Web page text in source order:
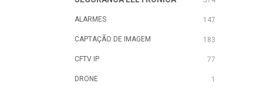
ALARMES 147
CAPTAÇÃO DE IMAGEM 183
CFTV IP 77
DRONE 1